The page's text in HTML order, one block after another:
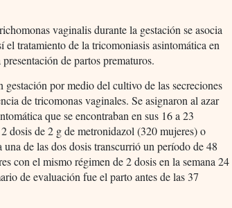
vaginalis durante la gestación se asocia
el tratamiento de la tricomoniasis asintomática en
de partos prematuros.
gestación por medio del cultivo de las secreciones
de tricomonas vaginales. Se asignaron al azar
que se encontraban en sus 16 a 23
dosis de 2 g de metronidazol (320 mujeres) o
de las dos dosis transcurrió un período de 48
con el mismo régimen de 2 dosis en la semana 24
de evaluación fue el parto antes de las 37